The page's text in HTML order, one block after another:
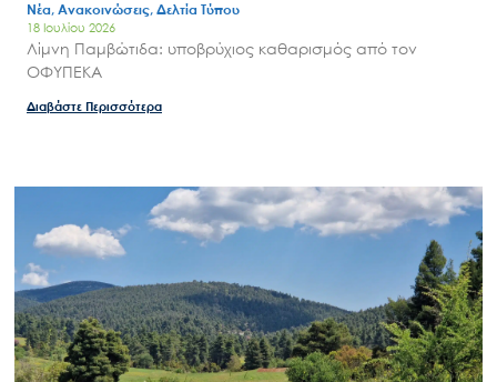
Νέα, Ανακοινώσεις, Δελτία Τύπου
18 Ιουλίου 2026
Λίμνη Παμβώτιδα: υποβρύχιος καθαρισμός από τον
ΟΦΥΠΕΚΑ
Διαβάστε Περισσότερα